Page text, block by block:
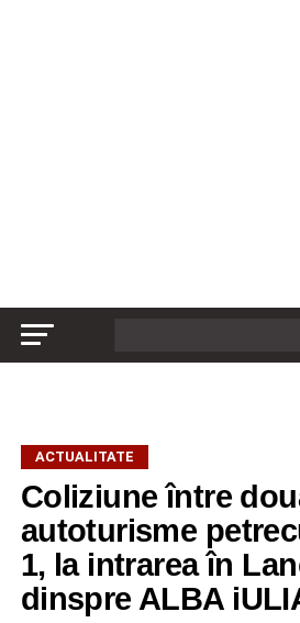
ACTUALITATE
Coliziune între
autoturisme
1, la intrarea în
dinspre ALBA